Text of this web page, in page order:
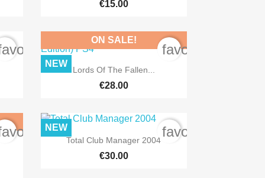
€15.00
 Quick view
Lords Of The Fallen...
€28.00
ON SALE!
NEW
favorite_border
 Quick view
Total Club Manager 2004
€30.00
NEW favorite_border